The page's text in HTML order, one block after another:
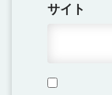
サイト